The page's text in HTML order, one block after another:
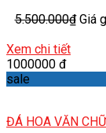
5.500.000₫ Giá
Xem chi tiết
1000000 đ
sale
ĐÁ HOA VĂN